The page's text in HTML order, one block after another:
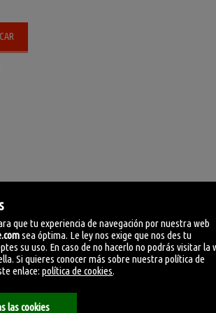
que tu experiencia de navegación por nuestra web
sea óptima. Le ley nos exige que nos des tu
su uso. En caso de no hacerlo no podrás visitar la
Si quieres conocer más sobre nuestra política de
enlace:política de cookies.
las cookies